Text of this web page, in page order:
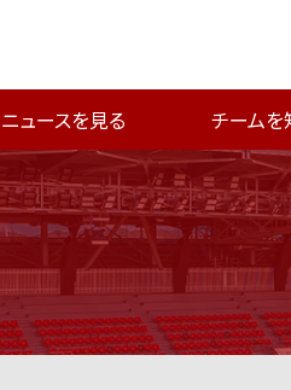
ニュースを見る チームを